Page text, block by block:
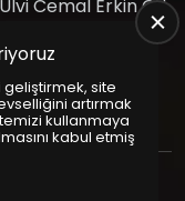
Cemal Erkin Cd.
© 2025
site
artırmak
kullanmaya
kabul etmiş